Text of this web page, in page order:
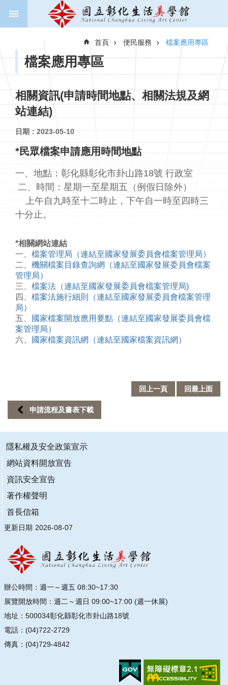
跳到主要內容區塊
尋
關
於
新
告
業
區
民
服
務
資
站
連
結
主
題
網
站
隱
私
及
安
全
政
策
宣
示
首頁 便民服務 檔案應用專區
檔案應用專區
相關資訊(申請時間地點、相關法規及網
站連結)
日期：2023-05-10
*民眾檔案申請應用時間地點
一、地點： 彰化縣彰化市卦山路18號 行政室
二、時間：星期一至星期五（例假日除外）
上午自九時至十二時止，下午自一時至四時三
十分止。
*相關網站連結
一、 檔案管理局（連結至國家發展委員會檔案管理局）
二、 機關檔案目錄查詢網（連結至國家發展委員會檔案
管理局）
三、 檔案法（連結至國家發展委員會檔案管理局)
四、 檔案法施行細則（連結至國家發展委員會檔案管理
局）
五、
國家檔案開放應用要點（連結至國家發展委員會檔
案管理局）
六、
國家檔案資訊網（連結至國家檔案資訊網）
回上一頁 回最上面
申請流程及書表下載
隱私權及安全政策宣示
網站資料開放宣告
資訊安全宣告
著作權聲明
首長信箱
更新日期 2026-08-07
辦公時間：週一～週五 08:30~17:30
展覽開放時間：週二～週日 09:00~17:00 (週一休展)
地址：500034彰化縣彰化市卦山路18號
電話：(04)722-2729
傳真：(04)729-4842